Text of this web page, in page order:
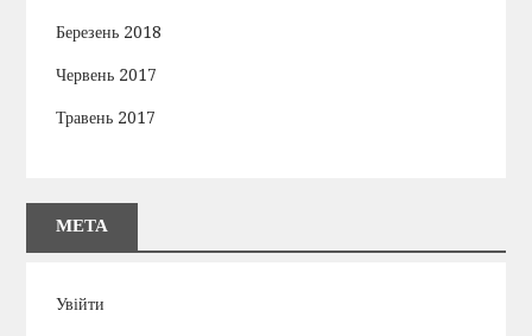
Березень 2018
Червень 2017
Травень 2017
МЕТА
Увійти